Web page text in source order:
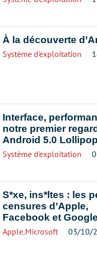
À la découverte
Système d'exploitation
Interface,
notre premier
Android 5.0 Lollipop
Système d'exploitation
S*xe, ins*ltes : les
censures d’Apple,
Facebook et Google
Apple,Microsoft 03/10/